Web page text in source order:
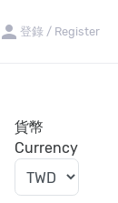
person 登錄 / Register
貨幣
Currency